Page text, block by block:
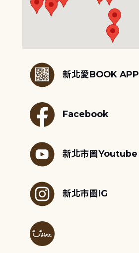
新北愛BOOK APP
Facebook
新北市圖Youtube
新北市圖IG